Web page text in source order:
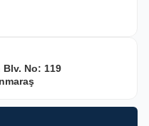
Blv. No: 119